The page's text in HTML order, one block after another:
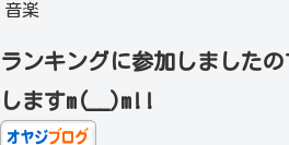
音楽
ランキングに参加しました
しますm(__)m!!